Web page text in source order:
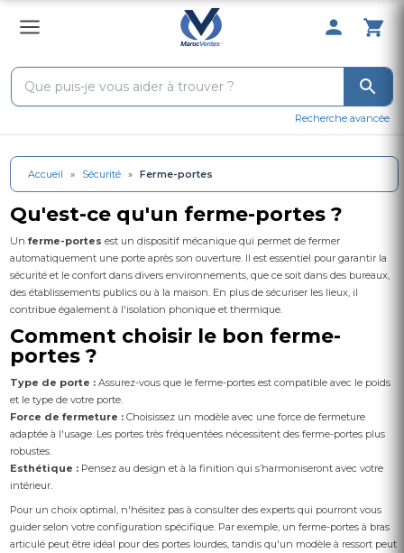
0 Produit
Recherche avancée
Accueil » Sécurité » Ferme-portes
Qu'est-ce qu'un ferme-portes ?
Un ferme-portes est un dispositif mécanique qui permet de fermer
automatiquement une porte après son ouverture. Il est essentiel pour garantir la
sécurité et le confort dans divers environnements, que ce soit dans des bureaux,
des établissements publics ou à la maison. En plus de sécuriser les lieux, il
contribue également à l'isolation phonique et thermique.
Comment choisir le bon ferme-
portes ?
Type de porte : Assurez-vous que le ferme-portes est compatible avec le poids
et le type de votre porte.
Force de fermeture : Choisissez un modèle avec une force de fermeture
adaptée à l'usage. Les portes très fréquentées nécessitent des ferme-portes plus
robustes.
Esthétique : Pensez au design et à la finition qui s’harmoniseront avec votre
intérieur.
Pour un choix optimal, n'hésitez pas à consulter des experts qui pourront vous
guider selon votre configuration spécifique. Par exemple, un ferme-portes à bras
articulé peut être idéal pour des portes lourdes, tandis qu'un modèle à ressort peut